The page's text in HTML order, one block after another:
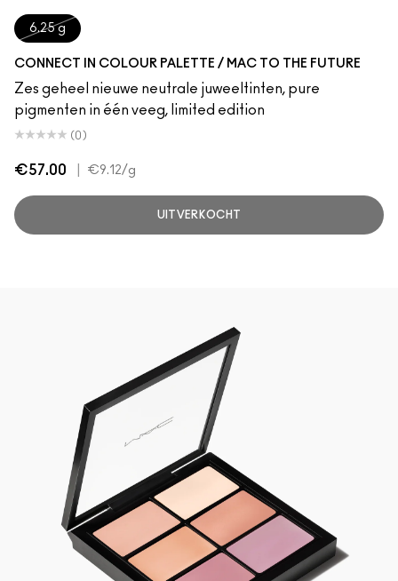
6.25 g
CONNECT IN COLOUR PALETTE / MAC TO THE FUTURE
Zes geheel nieuwe neutrale juweeltinten, pure
pigmenten in één veeg, limited edition
(0)
€57.00 €9.12/g
UITVERKOCHT